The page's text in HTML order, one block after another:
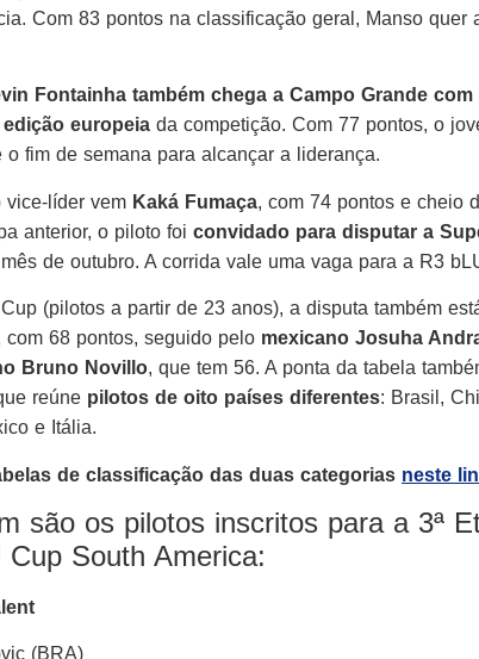
Com 83 pontos na classificação geral, Manso quer
Fontainha também chega a Campo Grande
europeia da competição. Com 77 pontos, o
o fim de semana para alcançar a liderança.
vice-líder vem Kaká Fumaça, com 74 pontos e cheio
anterior, o piloto foi convidado para disputar a
de outubro. A corrida vale uma vaga para a R3
(pilotos a partir de 23 anos), a disputa também
com 68 pontos, seguido pelo mexicano Josuha
Bruno Novillo, que tem 56. A ponta da tabela
reúne pilotos de oito países diferentes: Brasil,
e Itália.
de classificação das duas categorias neste
são os pilotos inscritos para a 3ª
Cup South America:
(BRA)